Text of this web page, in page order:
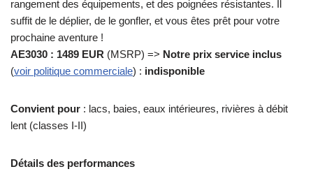
rangement des équipements, et des poignées résistantes. Il
suffit de le déplier, de le gonfler, et vous êtes prêt pour votre
prochaine aventure !
AE3030 : 1489 EUR (MSRP) => Notre prix service inclus
(voir politique commerciale) : indisponible
Convient pour : lacs, baies, eaux intérieures, rivières à débit
lent (classes I-II)
Détails des performances